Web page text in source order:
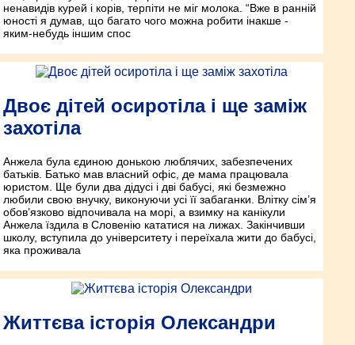
ненавидів курей і корів, терпіти не міг молока. “Вже в ранній
юності я думав, що багато чого можна робити інакше -
яким-небудь іншим спос
Двоє дітей осиротіла і ще заміж
захотіла
Анжела була єдиною донькою люблячих, забезпечених
батьків. Батько мав власний офіс, де мама працювала
юристом. Ще були два дідусі і дві бабусі, які безмежно
любили свою внучку, виконуючи усі її забаганки. Влітку сім’я
обов’язково відпочивала на морі, а взимку на канікули
Анжела їздила в Словенію кататися на лижах. Закінчивши
школу, вступила до університету і переїхала жити до бабусі,
яка проживала
Життєва історія Олександри